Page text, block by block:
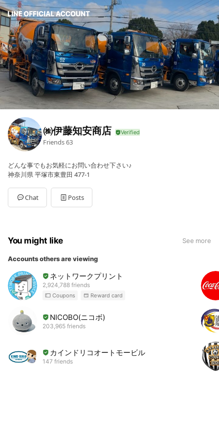
㈱伊藤知安商店
Friends63
どんな事でもお気軽にお問い合わせ下さい♪
神奈川県 平塚市東豊田 477-1
Chat Posts
You might like See more
Accounts others are viewing
ネットワークプリント
2,924,788 friends
Coupons Reward card
NICOBO(ニコボ)
203,965 friends
カインドリコオートモービル
147 friends